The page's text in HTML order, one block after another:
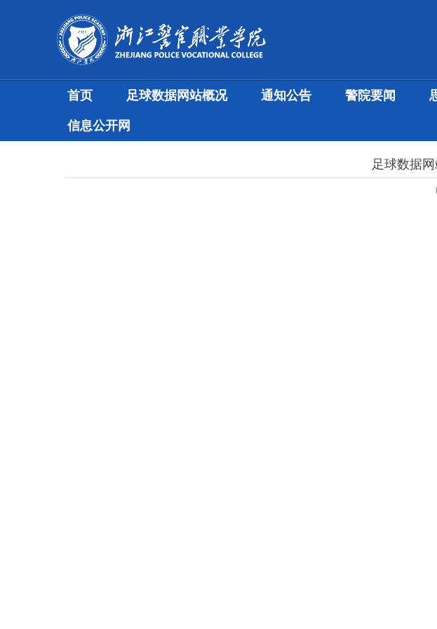
首页 足球数据网站概况 通知公告 警院要闻
信息公开网
足球数据